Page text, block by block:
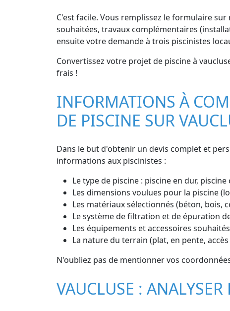
C'est facile. Vous remplissez le formulaire
souhaitées, travaux complémentaires
ensuite votre demande à trois piscinistes
Convertissez votre projet de piscine à
frais !
INFORMATIONS À
DE PISCINE SUR
Dans le but d'obtenir un devis complet et
informations aux piscinistes :
Le type de piscine : piscine en dur,
Les dimensions voulues pour la piscine
Les matériaux sélectionnés (béton, bois,
Le système de filtration et de épuration
Les équipements et accessoires
La nature du terrain (plat, en pente,
N'oubliez pas de mentionner vos
VAUCLUSE :